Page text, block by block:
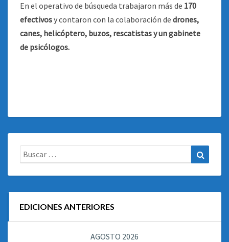
En el operativo de búsqueda trabajaron más de 170
efectivosy contaron con la colaboración de drones,
canes, helicóptero, buzos, rescatistas y un gabinete
de psicólogos.
Buscar:
EDICIONES ANTERIORES
AGOSTO 2026